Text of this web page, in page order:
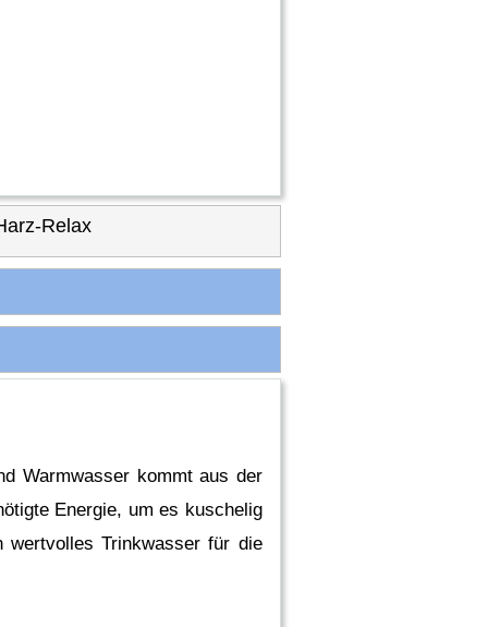
Relax
Warmwasser kommt aus der
Energie, um es kuschelig
wertvolles Trinkwasser für die